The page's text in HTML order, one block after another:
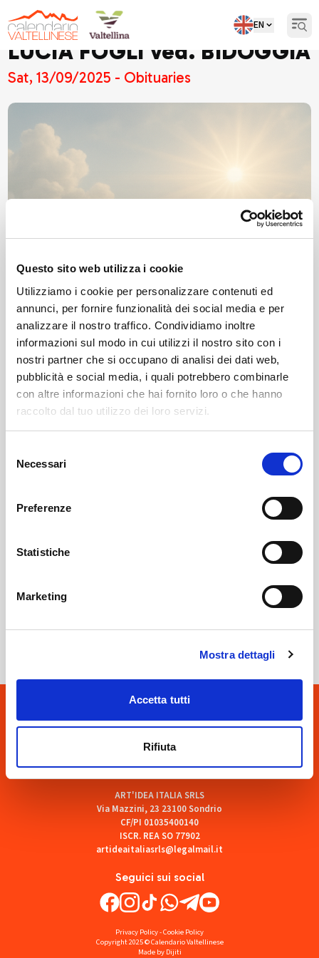
Questo sito web utilizza i cookie
Utilizziamo i cookie per personalizzare contenuti ed
annunci, per fornire funzionalità dei social media e per
analizzare il nostro traffico. Condividiamo inoltre
informazioni sul modo in cui utilizzi il nostro sito con i
nostri partner che si occupano di analisi dei dati web,
pubblicità e social media, i quali potrebbero combinarle
con altre informazioni che hai fornito loro o che hanno
raccolto dal tuo utilizzo dei loro servizi.
delNecessari
Preferenze
Statistiche
Marketing
Mostra dettagli
Accetta tutti
Rifiuta
EN
LUCIA FOGLI ved. BIDOGGIA
Sat, 13/09/2025 - Obituaries
Bianzone Obituaries
Seguici sui social
ART'IDEA ITALIA SRLS
Via Mazzini, 23 23100 Sondrio
CF/PI 01035400140
ISCR. REA SO 77902
artideaitaliasrls@legalmail.it
Privacy Policy-Cookie Policy
Copyright 2025 © Calendario Valtellinese
Made by Dijiti